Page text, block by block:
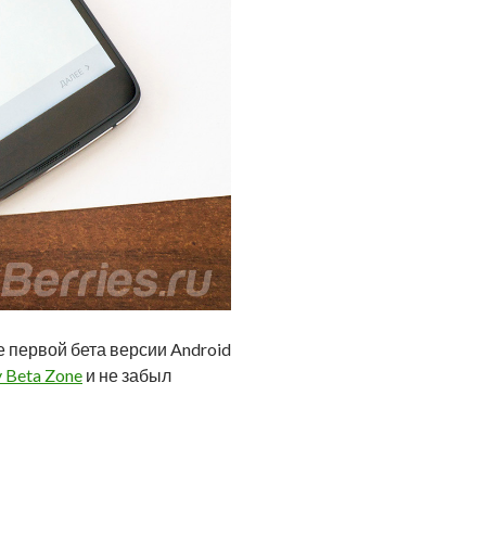
бета версии Android
Beta Zone и не забыл